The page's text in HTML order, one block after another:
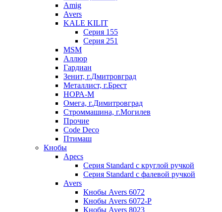
Amig
Avers
KALE KILIT
Серия 155
Серия 251
MSM
Аллюр
Гардиан
Зенит, г.Дмитровград
Металлист, г.Брест
НОРА-М
Омега, г.Димитровград
Строммашина, г.Могилев
Прочие
Code Deco
Птимаш
Кнобы
Apecs
Серия Standard с круглой ручкой
Серия Standard с фалевой ручкой
Avers
Кнобы Avers 6072
Кнобы Avers 6072-P
Кнобы Avers 8023